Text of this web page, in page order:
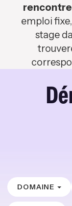
emploi
stage
DOMAINE